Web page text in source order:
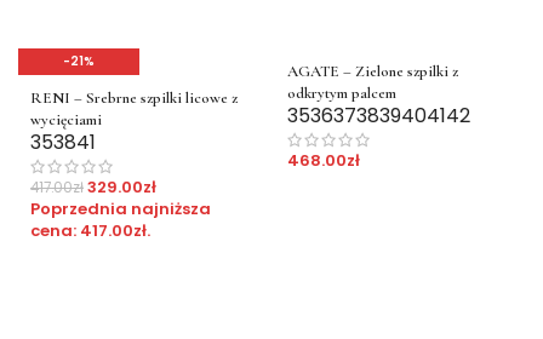
-21%
RENI – Srebrne szpilki licowe z
wycięciami
353841
417.00zł329.00zł
Poprzednia najniższa
cena: 417.00zł.
AGATE – Zielone szpilki z
odkrytym palcem
3536373839404142
468.00zł